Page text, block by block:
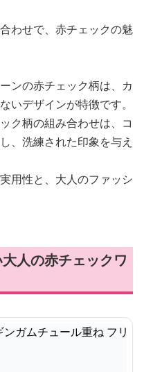
わせで、赤チェックの魅
ンの赤チェック柄は、カ
いデザインが特徴です。
ク柄の組み合わせは、コ
、洗練された印象を与え
用性と、大人のファッシ
人の赤チェックワ